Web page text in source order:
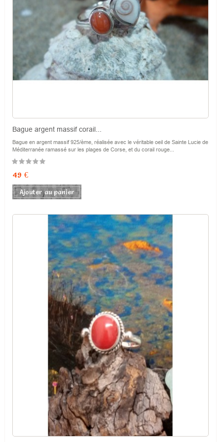
Bague argent massif corail...
Bague en argent massif 925/ème, réalisée avec le véritable oeil de Sainte Lucie de
Méditerranée ramassé sur les plages de Corse, et du corail rouge...
Prix
49 €
Ajouter au panier